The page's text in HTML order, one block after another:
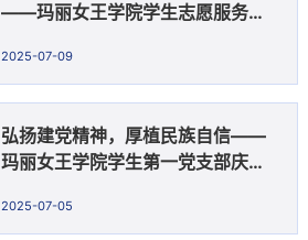
——玛丽女王学院学生志愿服务队
2025-07-09
弘扬建党精神，厚植民族自信——
玛丽女王学院学生第一党支部庆祝
2025-07-05